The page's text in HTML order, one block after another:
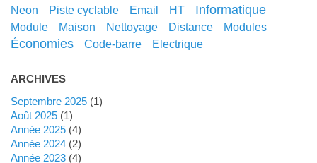
neon
piste cyclable email HT informatique
module maison nettoyage distance modules
économies code-barre electrique
ARCHIVES
septembre 2025(1)
août 2025(1)
année 2025(4)
année 2024(2)
année 2023(4)